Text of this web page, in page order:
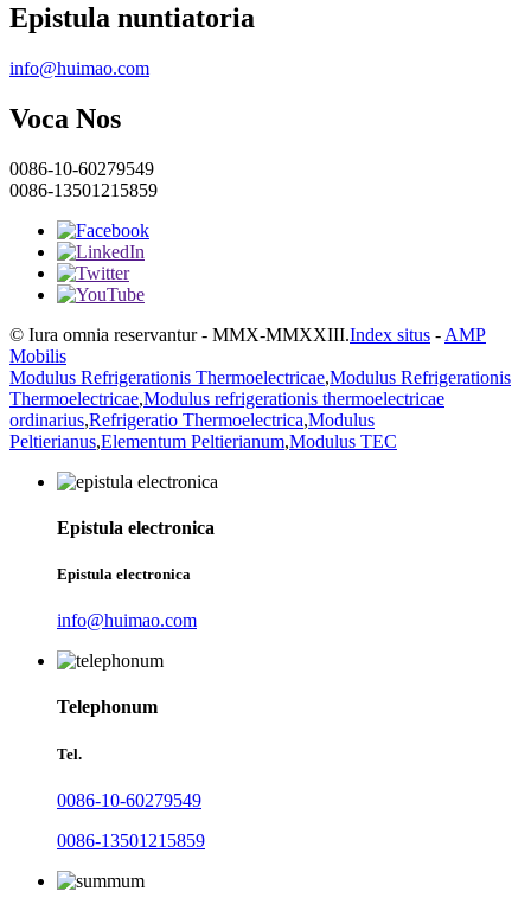
Epistula nuntiatoria
info@huimao.com
Voca Nos
0086-10-60279549
0086-13501215859
© Iura omnia reservantur - MMX-MMXXIII.Index situs - AMP
Mobilis
Modulus Refrigerationis Thermoelectricae,Modulus Refrigerationis
Thermoelectricae,Modulus refrigerationis thermoelectricae
ordinarius,Refrigeratio Thermoelectrica,Modulus
Peltierianus,Elementum Peltierianum,Modulus TEC
Epistula electronica
Epistula electronica
info@huimao.com
Telephonum
Tel.
0086-10-60279549
0086-13501215859